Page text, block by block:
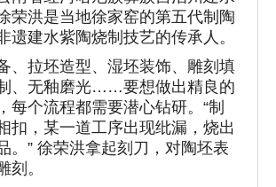
荣洪是当地徐家窑的第五代制陶
遗建水紫陶烧制技艺的传承人。
拉坯造型、湿坯装饰、雕刻填
、无釉磨光……要想做出精良的
每个流程都需要潜心钻研。“制
扣，某一道工序出现纰漏，烧出
。” 徐荣洪拿起刻刀，对陶坯表
刻。